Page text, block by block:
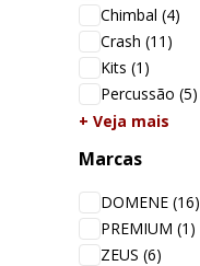
Chimbal (4)
Crash (11)
Kits (1)
Percussão (5)
+ Veja mais
Marcas
DOMENE (16)
PREMIUM (1)
ZEUS (6)